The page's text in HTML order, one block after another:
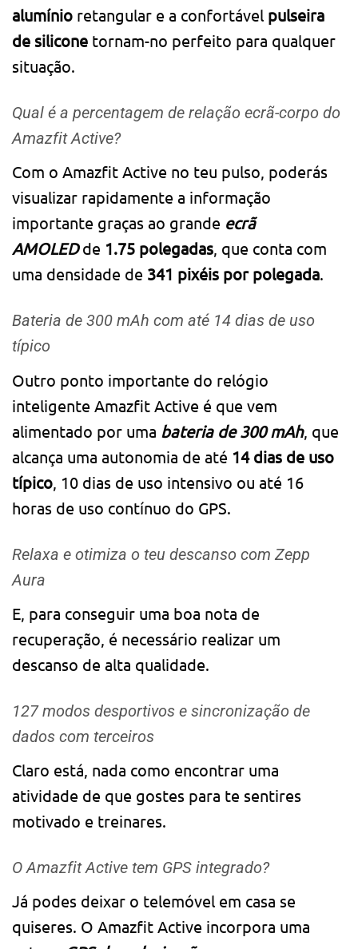
alumínio retangular e a confortável pulseira
de silicone tornam-no perfeito para qualquer
situação.
Qual é a percentagem de relação ecrã-corpo do
Amazfit Active?
Com o Amazfit Active no teu pulso, poderás
visualizar rapidamente a informação
importante graças ao grande ecrã
AMOLEDde 1.75 polegadas, que conta com
uma densidade de 341 pixéis por polegada.
Bateria de 300 mAh com até 14 dias de uso
típico
Outro ponto importante do relógio
inteligente Amazfit Active é que vem
alimentado por uma bateria de 300 mAh, que
alcança uma autonomia de até 14 dias de uso
típico , 10 dias de uso intensivo ou até 16
horas de uso contínuo do GPS.
Relaxa e otimiza o teu descanso com Zepp
Aura
E, para conseguir uma boa nota de
recuperação, é necessário realizar um
descanso de alta qualidade.
127 modos desportivos e sincronização de
dados com terceiros
Claro está, nada como encontrar uma
atividade de que gostes para te sentires
motivado e treinares.
O Amazfit Active tem GPS integrado?
Já podes deixar o telemóvel em casa se
quiseres. O Amazfit Active incorpora uma